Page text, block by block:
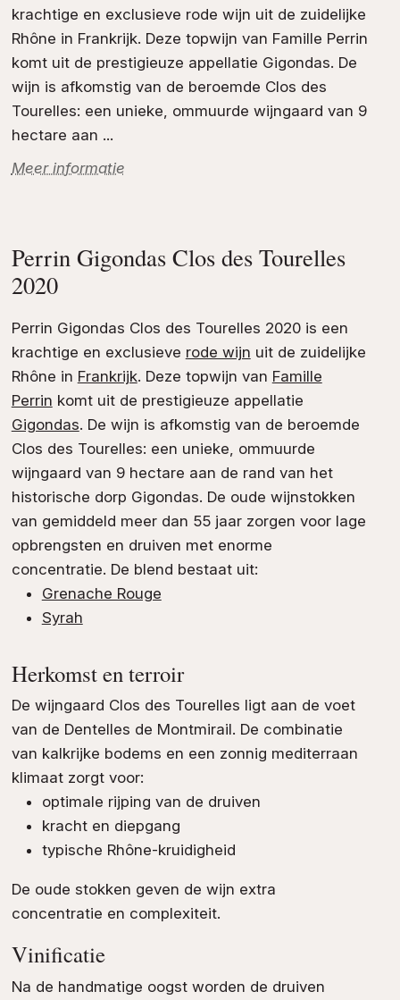
krachtige en exclusieve rode wijn uit de zuidelijke
Rhône in Frankrijk. Deze topwijn van Famille Perrin
komt uit de prestigieuze appellatie Gigondas. De
wijn is afkomstig van de beroemde Clos des
Tourelles: een unieke, ommuurde wijngaard van 9
hectare aan ...
Meer informatie
Perrin Gigondas Clos des Tourelles
2020
Perrin Gigondas Clos des Tourelles 2020 is een
krachtige en exclusieve rode wijn uit de zuidelijke
Rhône in Frankrijk. Deze topwijn van Famille
Perrin komt uit de prestigieuze appellatie
Gigondas. De wijn is afkomstig van de beroemde
Clos des Tourelles: een unieke, ommuurde
wijngaard van 9 hectare aan de rand van het
historische dorp Gigondas. De oude wijnstokken
van gemiddeld meer dan 55 jaar zorgen voor lage
opbrengsten en druiven met enorme
concentratie. De blend bestaat uit:
Grenache Rouge
Syrah
Herkomst en terroir
De wijngaard Clos des Tourelles ligt aan de voet
van de Dentelles de Montmirail. De combinatie
van kalkrijke bodems en een zonnig mediterraan
klimaat zorgt voor:
optimale rijping van de druiven
kracht en diepgang
typische Rhône-kruidigheid
De oude stokken geven de wijn extra
concentratie en complexiteit.
Vinificatie
Na de handmatige oogst worden de druiven